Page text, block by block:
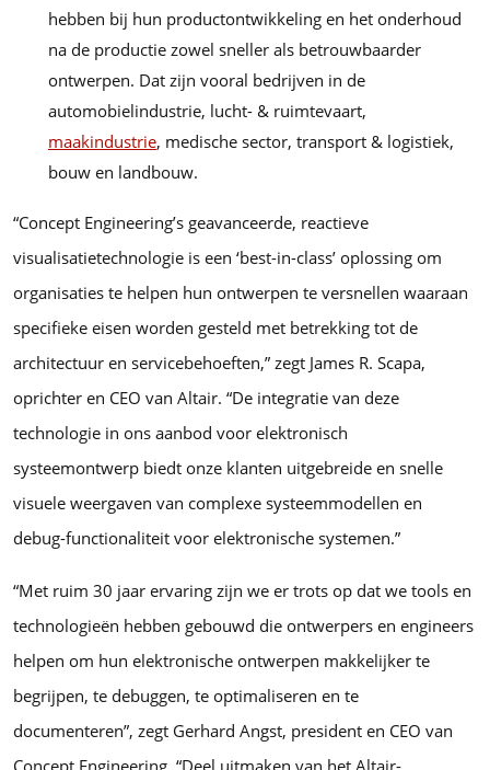
hebben bij hun productontwikkeling en het onderhoud
na de productie zowel sneller als betrouwbaarder
ontwerpen. Dat zijn vooral bedrijven in de
automobielindustrie, lucht- & ruimtevaart,
maakindustrie, medische sector, transport & logistiek,
bouw en landbouw.
“Concept Engineering’s geavanceerde, reactieve
visualisatietechnologie is een ‘best-in-class’ oplossing om
organisaties te helpen hun ontwerpen te versnellen waaraan
specifieke eisen worden gesteld met betrekking tot de
architectuur en servicebehoeften,” zegt James R. Scapa,
oprichter en CEO van Altair. “De integratie van deze
technologie in ons aanbod voor elektronisch
systeemontwerp biedt onze klanten uitgebreide en snelle
visuele weergaven van complexe systeemmodellen en
debug-functionaliteit voor elektronische systemen.”
“Met ruim 30 jaar ervaring zijn we er trots op dat we tools en
technologieën hebben gebouwd die ontwerpers en engineers
helpen om hun elektronische ontwerpen makkelijker te
begrijpen, te debuggen, te optimaliseren en te
documenteren”, zegt Gerhard Angst, president en CEO van
Concept Engineering. “Deel uitmaken van het Altair-